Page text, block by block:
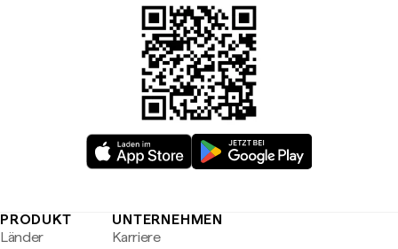
PRODUKT
Länder
UNTERNEHMEN
Karriere